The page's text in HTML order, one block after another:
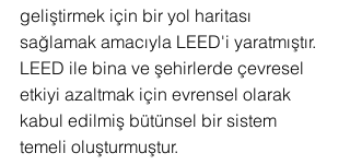
geliştirmek için bir yol haritası
sağlamak amacıyla LEED'i yaratmıştır.
LEED ile bina ve şehirlerde çevresel
etkiyi azaltmak için evrensel olarak
kabul edilmiş bütünsel bir sistem
temeli oluşturmuştur.